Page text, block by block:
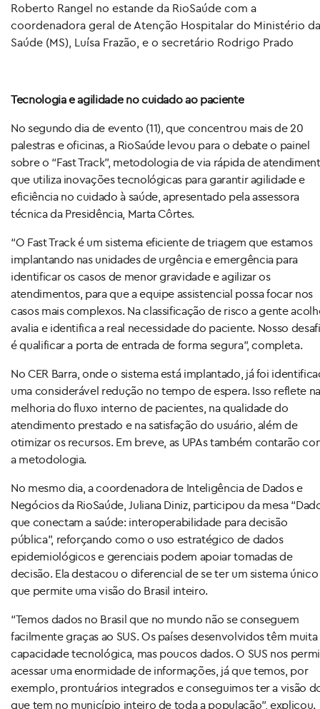
Roberto Rangel no estande da RioSaúde com a
coordenadora geral de Atenção Hospitalar do Ministério da
Saúde (MS), Luísa Frazão, e o secretário Rodrigo Prado
Tecnologia e agilidade no cuidado ao paciente
No segundo dia de evento (11), que concentrou mais de 20
palestras e oficinas, a RioSaúde levou para o debate o painel
sobre o “Fast Track”, metodologia de via rápida de
que utiliza inovações tecnológicas para garantir agilidade e
eficiência no cuidado à saúde, apresentado pela assessora
técnica da Presidência, Marta Côrtes.
“O Fast Track é um sistema eficiente de triagem que estamos
implantando nas unidades de urgência e emergência para
identificar os casos de menor gravidade e agilizar os
atendimentos, para que a equipe assistencial possa focar nos
casos mais complexos. Na classificação de risco a gente
avalia e identifica a real necessidade do paciente. Nosso
é qualificar a porta de entrada de forma segura”, completa.
No CER Barra, onde o sistema está implantado, já foi
uma considerável redução no tempo de espera. Isso reflete na
melhoria do fluxo interno de pacientes, na qualidade do
atendimento prestado e na satisfação do usuário, além de
otimizar os recursos. Em breve, as UPAs também contarão
a metodologia.
No mesmo dia, a coordenadora de Inteligência de Dados e
Negócios da RioSaúde, Juliana Diniz, participou da mesa
que conectam a saúde: interoperabilidade para decisão
pública”, reforçando como o uso estratégico de dados
epidemiológicos e gerenciais podem apoiar tomadas de
decisão. Ela destacou o diferencial de se ter um sistema único
que permite uma visão do Brasil inteiro.
“Temos dados no Brasil que no mundo não se conseguem
facilmente graças ao SUS. Os países desenvolvidos têm muita
capacidade tecnológica, mas poucos dados. O SUS nos
acessar uma enormidade de informações, já que temos, por
exemplo, prontuários integrados e conseguimos ter a visão
que tem no município inteiro de toda a população”, explicou.